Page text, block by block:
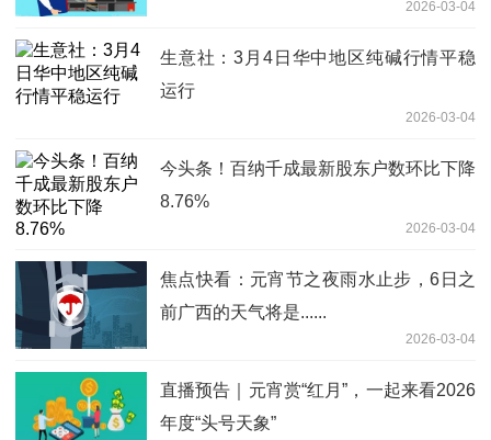
2026-03-04
生意社：3月4日华中地区纯碱行情平稳
运行
2026-03-04
今头条！百纳千成最新股东户数环比下降
8.76%
2026-03-04
焦点快看：元宵节之夜雨水止步，6日之
前广西的天气将是......
2026-03-04
直播预告｜元宵赏“红月”，一起来看2026
年度“头号天象”